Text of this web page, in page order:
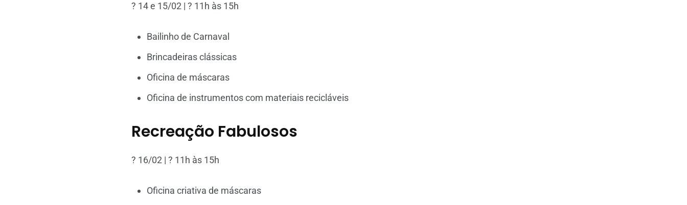
? 14 e 15/02 | ? 11h às 15h
Bailinho de Carnaval
Brincadeiras clássicas
Oficina de máscaras
Oficina de instrumentos com materiais recicláveis
Recreação Fabulosos
? 16/02 | ? 11h às 15h
Oficina criativa de máscaras